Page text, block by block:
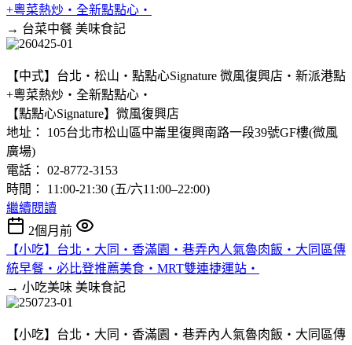
+粵菜熱炒‧全新點點心‧
→ 台菜中餐 美味食記
【中式】台北‧松山‧點點心Signature 微風復興店‧新派港點
+粵菜熱炒‧全新點點心‧
【點點心Signature】微風復興店
地址： 105台北市松山區中崙里復興南路一段39號GF樓(微風
廣場)
電話： 02-8772-3153
時間： 11:00-21:30 (五/六11:00–22:00)
繼續閱讀
2個月前
【小吃】台北‧大同‧香滿園‧巷弄內人氣魯肉飯‧大同區傳
統早餐‧必比登推薦美食‧MRT雙連捷運站‧
→ 小吃美味 美味食記
【小吃】台北‧大同‧香滿園‧巷弄內人氣魯肉飯‧大同區傳